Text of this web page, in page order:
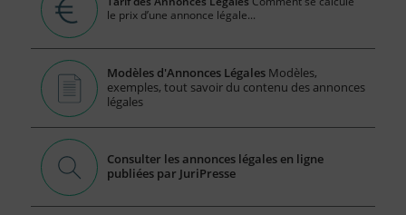
le prix d’une annonce légale...
Modèles d'Annonces Légales Modèles,
exemples, tout savoir du contenu des annonces
légales
Consulter les annonces légales en ligne
publiées par JuriPresse